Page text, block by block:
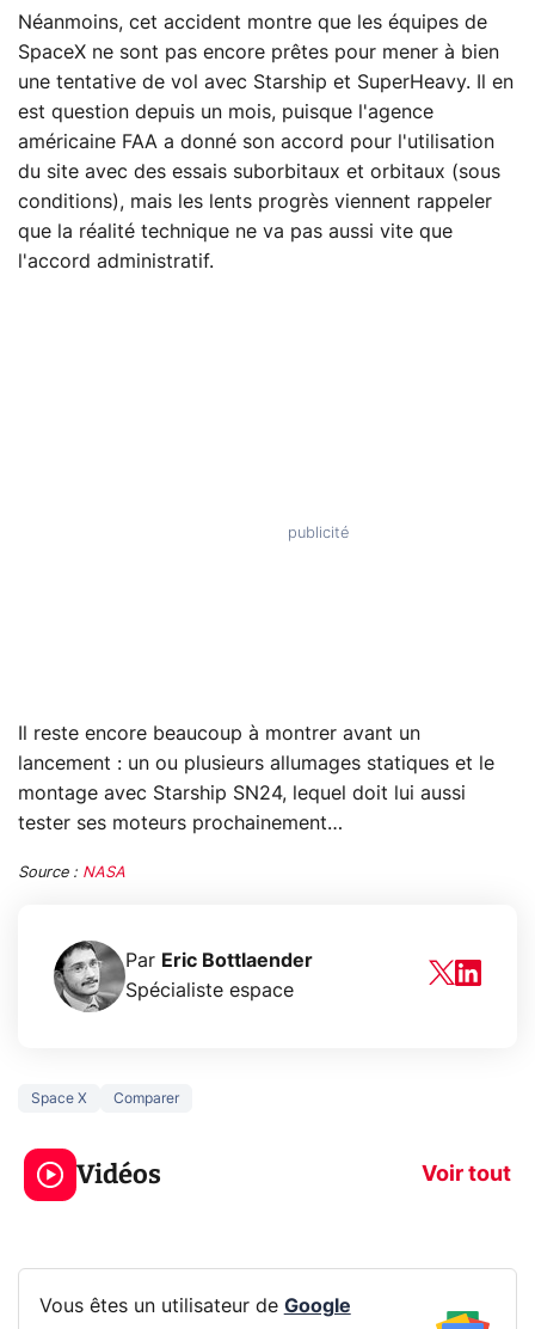
Néanmoins, cet accident montre que les équipes de
SpaceX ne sont pas encore prêtes pour mener à bien
une tentative de vol avec Starship et SuperHeavy. Il en
est question depuis un mois, puisque l'agence
américaine FAA a donné son accord pour l'utilisation
du site avec des essais suborbitaux et orbitaux (sous
conditions), mais les lents progrès viennent rappeler
que la réalité technique ne va pas aussi vite que
l'accord administratif.
Il reste encore beaucoup à montrer avant un
lancement : un ou plusieurs allumages statiques et le
montage avec Starship SN24, lequel doit lui aussi
tester ses moteurs prochainement…
Source : NASA
Par Eric Bottlaender
Spécialiste espace
Space X Comparer
Vidéos Voir tout
3 écrans en 1 pour
319€ ? Voici L'AOC
CQ32G4ZA !
prochaine
Vous êtes un utilisateur de Google